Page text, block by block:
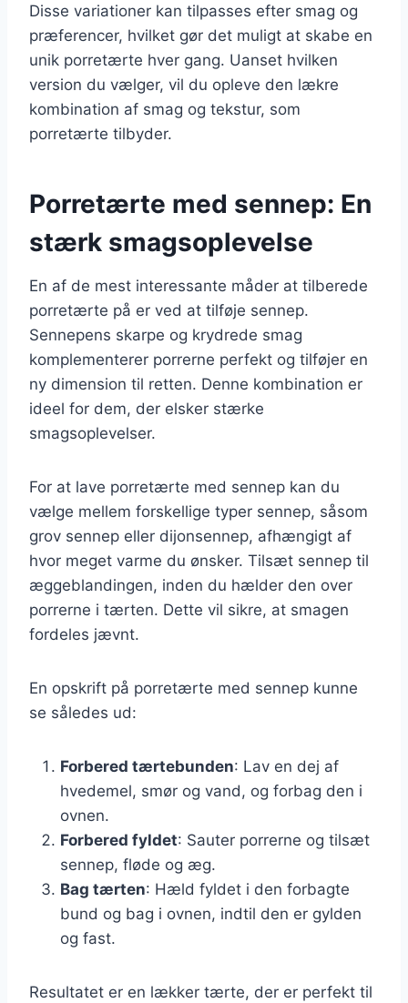
Disse variationer kan tilpasses efter smag og
præferencer, hvilket gør det muligt at skabe en
unik porretærte hver gang. Uanset hvilken
version du vælger, vil du opleve den lækre
kombination af smag og tekstur, som
porretærte tilbyder.
Porretærte med sennep: En
stærk smagsoplevelse
En af de mest interessante måder at tilberede
porretærte på er ved at tilføje sennep.
Sennepens skarpe og krydrede smag
komplementerer porrerne perfekt og tilføjer en
ny dimension til retten. Denne kombination er
ideel for dem, der elsker stærke
smagsoplevelser.
For at lave porretærte med sennep kan du
vælge mellem forskellige typer sennep, såsom
grov sennep eller dijonsennep, afhængigt af
hvor meget varme du ønsker. Tilsæt sennep til
æggeblandingen, inden du hælder den over
porrerne i tærten. Dette vil sikre, at smagen
fordeles jævnt.
En opskrift på porretærte med sennep kunne
se således ud:
Forbered tærtebunden: Lav en dej af
hvedemel, smør og vand, og forbag den i
ovnen.
Forbered fyldet: Sauter porrerne og tilsæt
sennep, fløde og æg.
Bag tærten: Hæld fyldet i den forbagte
bund og bag i ovnen, indtil den er gylden
og fast.
Resultatet er en lækker tærte, der er perfekt til